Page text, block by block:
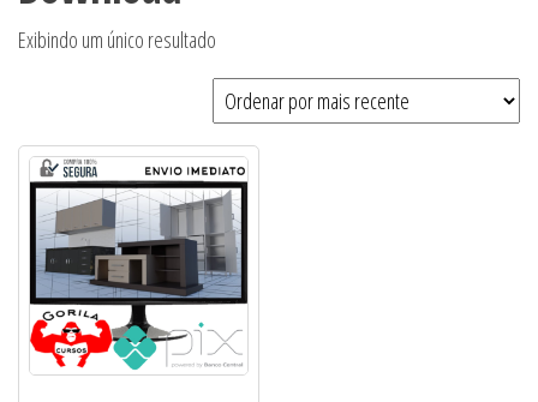
Exibindo um único resultado